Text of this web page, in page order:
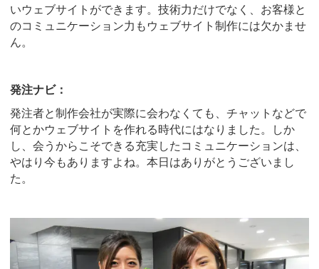
いウェブサイトができます。技術力だけでなく、お客様と
のコミュニケーション力もウェブサイト制作には欠かませ
ん。
発注ナビ：
発注者と制作会社が実際に会わなくても、チャットなどで
何とかウェブサイトを作れる時代にはなりました。しか
し、会うからこそできる充実したコミュニケーションは、
やはり今もありますよね。本日はありがとうございまし
た。